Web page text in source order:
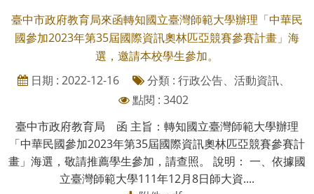
臺中市政府教育局來函轉知國立臺灣師範大學辦理「中華民
國參加2023年第35屆國際資訊奧林匹亞競賽參賽計畫」海
選，邀請本校學生參加。
日期 : 2022-12-16
分類 : 行政公告、活動資訊、
點閱 : 3402
臺中市政府教育局 函 主旨：轉知國立臺灣師範大學辦理
「中華民國參加2023年第35屆國際資訊奧林匹亞競賽參賽計
畫」海選，敬請推薦學生參加，請查照。 說明： 一、依據國
立臺灣師範大學111年12月8日師大資....